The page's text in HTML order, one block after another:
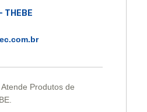
Produtos de